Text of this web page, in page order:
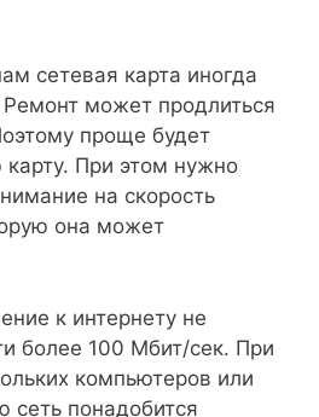
сетевая карта иногда
Ремонт может продлиться
проще будет
карту. При этом нужно
на скорость
она может
к интернету не
более 100 Мбит/сек. При
компьютеров или
сеть понадобится